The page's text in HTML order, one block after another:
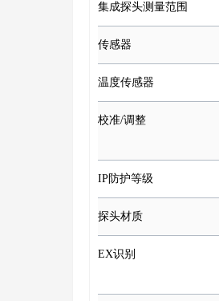
集成探头测量范围
传感器
温度传感器
校准/调整
IP防护等级
探头材质
EX识别